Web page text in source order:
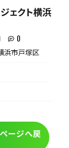
ェクト横浜
0
浜市戸塚区
ージへ戻